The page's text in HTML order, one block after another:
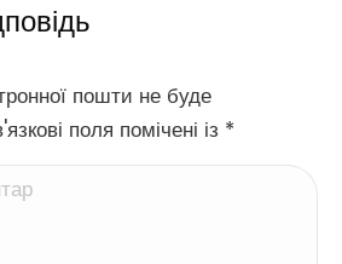
пошти не буде
поля помічені із *